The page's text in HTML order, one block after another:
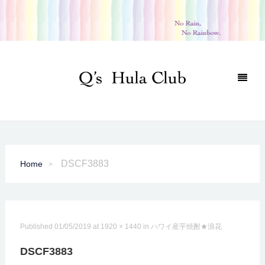
Home DSCF3883
Published 01/05/2019 at 1920 × 1440 in ハワイ産芋焼酎★浪花
DSCF3883